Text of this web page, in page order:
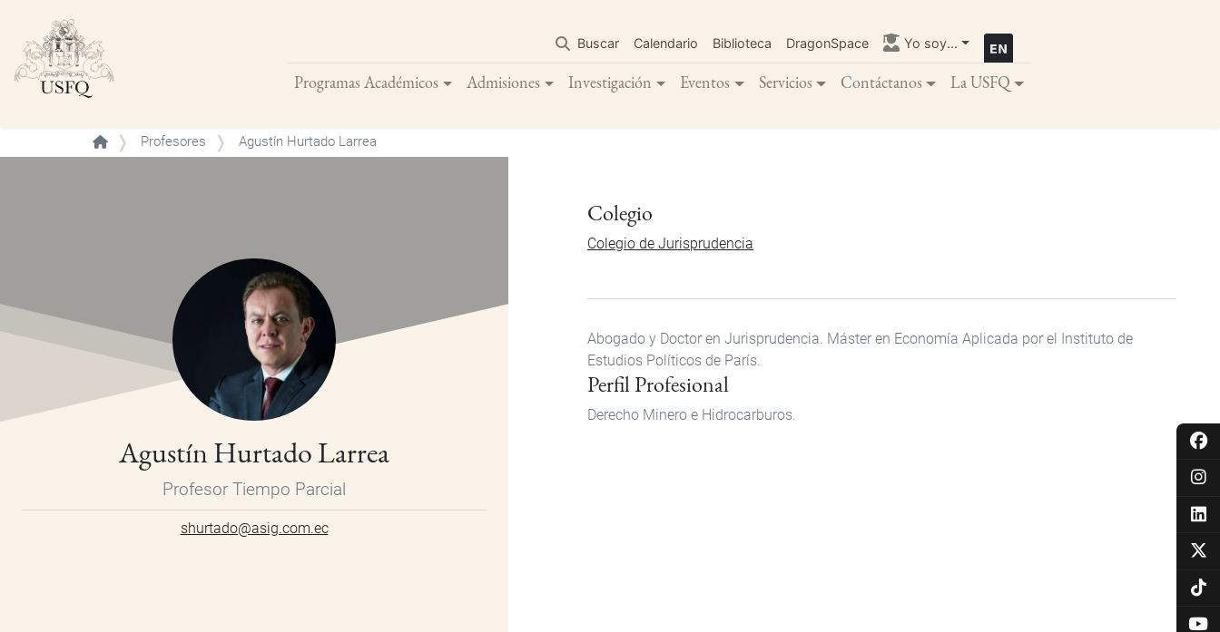
contenido
principal
Buscar Calendario Biblioteca DragonSpace Yo soy...
Programas Académicos Admisiones Investigación Eventos Servicios Contáctanos La USFQ
Buscar
Profesores Agustín Hurtado Larrea
Agustín Hurtado Larrea
Profesor Tiempo Parcial
shurtado@asig.com.ec
Colegio
Colegio de Jurisprudencia
Abogado y Doctor en Jurisprudencia. Máster en Economía Aplicada por el Instituto de
Estudios Políticos de París.
Perfil Profesional
Derecho Minero e Hidrocarburos.